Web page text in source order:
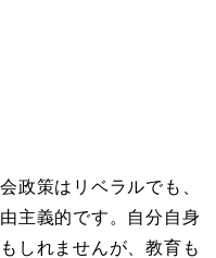
政策はリベラルでも、
主義的です。自分自身
しれませんが、教育も